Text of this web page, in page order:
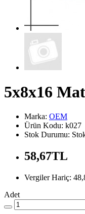
5x8x16
Marka: OEM
Ürün Kodu: k027
Stok Durumu:
58,67TL
Vergiler Hariç:
Adet